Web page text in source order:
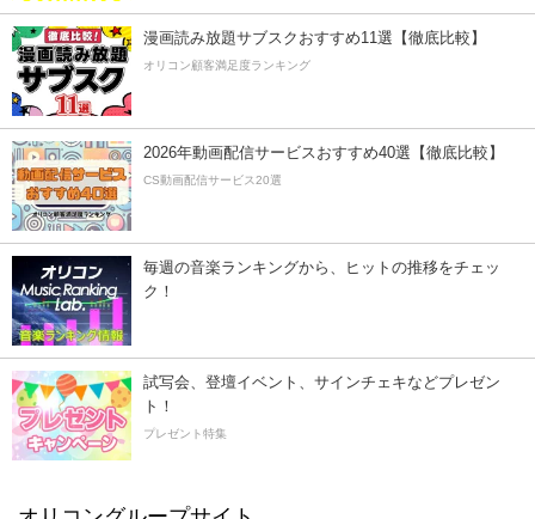
漫画読み放題サブスクおすすめ11選【徹底比較】
オリコン顧客満足度ランキング
2026年動画配信サービスおすすめ40選【徹底比較】
CS動画配信サービス20選
毎週の音楽ランキングから、ヒットの推移をチェッ
ク！
試写会、登壇イベント、サインチェキなどプレゼン
ト！
プレゼント特集